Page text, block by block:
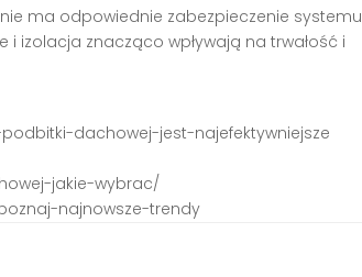
ma odpowiednie zabezpieczenie systemu
i izolacja znacząco wpływają na trwałość i
dachowej-jest-najefektywniejsze
jakie-wybrac/
najnowsze-trendy